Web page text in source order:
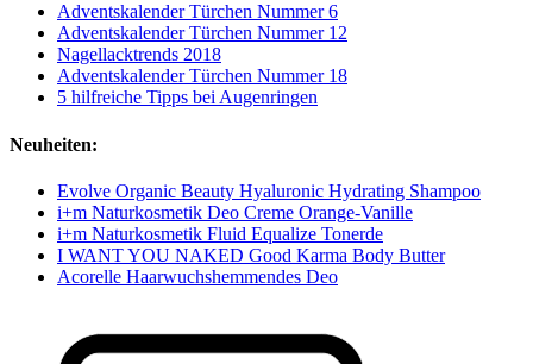
Adventskalender Türchen Nummer 6
Adventskalender Türchen Nummer 12
Nagellacktrends 2018
Adventskalender Türchen Nummer 18
5 hilfreiche Tipps bei Augenringen
Neuheiten:
Evolve Organic Beauty Hyaluronic Hydrating Shampoo
i+m Naturkosmetik Deo Creme Orange-Vanille
i+m Naturkosmetik Fluid Equalize Tonerde
I WANT YOU NAKED Good Karma Body Butter
Acorelle Haarwuchshemmendes Deo